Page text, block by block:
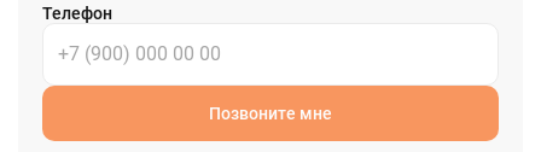
Телефон
Позвоните мне